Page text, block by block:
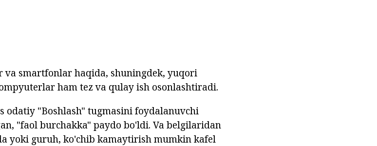
va smartfonlar haqida, shuningdek, yuqori
ham tez va qulay ish osonlashtiradi.
odatiy "Boshlash" tugmasini foydalanuvchi
"faol burchakka" paydo bo'ldi. Va belgilaridan
yoki guruh, ko'chib kamaytirish mumkin kafel